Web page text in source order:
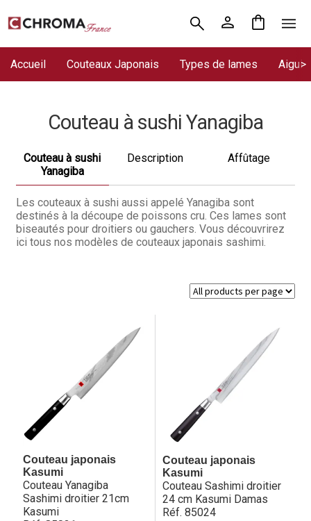
Aller
navigation
Aller
Accueil Couteaux Japonais Types de lames
Chroma France
Commande
Conditions Générales de Vente
Contact
Demande de devis
Ma sélection
Mentions légales
Mon Compte
Partenaires
Couteau à sushi Yanagiba
Couteau à sushi
Yanagiba
Description Affûtage
Les couteaux à sushi aussi appelé Yanagiba sont
destinés à la découpe de poissons cru. Ces lames sont
biseautés pour droitiers ou gauchers. Vous découvrirez
ici tous nos modèles de couteaux japonais sashimi.
Couteau japonais
Kasumi
Couteau Yanagiba
Sashimi droitier 21cm
Kasumi
Couteau japonais
Kasumi
Couteau Sashimi droitier
24 cm Kasumi Damas
Réf. 85024